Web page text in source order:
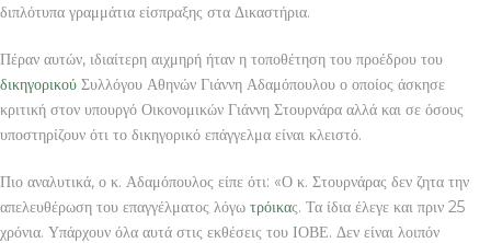
διπλότυπα γραμμάτια είσπραξης στα Δικαστήρια.
Πέραν αυτών, ιδιαίτερη αιχμηρή ήταν η τοποθέτηση του προέδρου του
δικηγορικού Συλλόγου Αθηνών Γιάννη Αδαμόπουλου ο οποίος άσκησε
κριτική στον υπουργό Οικονομικών Γιάννη Στουρνάρα αλλά και σε όσους
υποστηρίζουν ότι το δικηγορικό επάγγελμα είναι κλειστό.
Πιο αναλυτικά, ο κ. Αδαμόπουλος είπε ότι: «Ο κ. Στουρνάρας δεν ζητα την
απελευθέρωση του επαγγέλματος λόγω τρόικας. Τα ίδια έλεγε και πριν 25
χρόνια. Υπάρχουν όλα αυτά στις εκθέσεις του ΙΟΒΕ. Δεν είναι λοιπόν